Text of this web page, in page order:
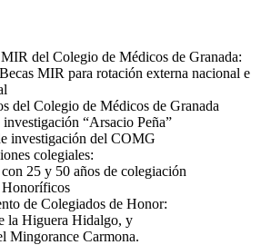
del Colegio de Médicos de Granada:
MIR para rotación externa nacional e
del Colegio de Médicos de Granada
investigación “Arsacio Peña”
investigación del COMG
colegiales:
25 y 50 años de colegiación
de Colegiados de Honor:
la Higuera Hidalgo, y
Mingorance Carmona.